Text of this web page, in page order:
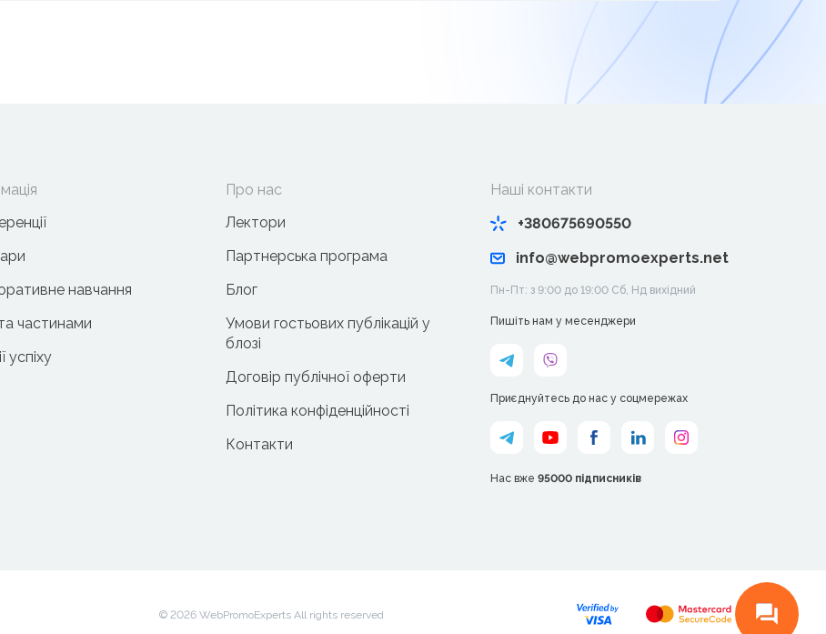
навчання
частинами
успіху
Про нас
Лектори
Партнерська програма
Блог
Умови гостьових публікацій у
блозі
Договір публічної оферти
Політика конфіденційності
Контакти
Наші контакти
+380675690550
info@webpromoexperts.net
Пн-Пт: з 9:00 до 19:00 Cб, Нд вихідний
Пишіть нам у месенджери
Приєднуйтесь до нас у соцмережах
Нас вже 95000 підписників
© 2026 WebPromoExperts All rights reserved